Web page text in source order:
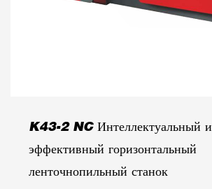
K43-2 NC Интеллектуальный и
эффективный горизонтальный
ленточнопильный станок